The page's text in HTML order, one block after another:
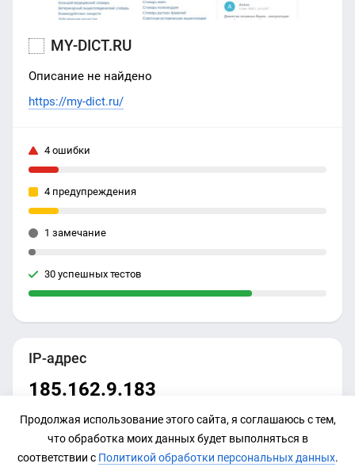
IP-адрес
185.162.9.183
MY-DICT.RU
Описание не найдено
https://my-dict.ru/
4 ошибки
4 предупреждения
1 замечание
30 успешных тестов
Продолжая использование этого сайта, я соглашаюсь с тем,
что обработка моих данных будет выполняться в
соответствии с Политикой обработки персональных данных.